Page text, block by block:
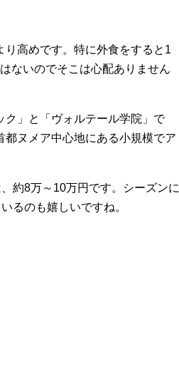
高めです。特に外食をすると1
ないのでそこは心配ありません
ク」と「ヴォルテール学院」で
ヌメア中心地にある小規模でア
約8万～10万円です。シーズンに
るのも嬉しいですね。